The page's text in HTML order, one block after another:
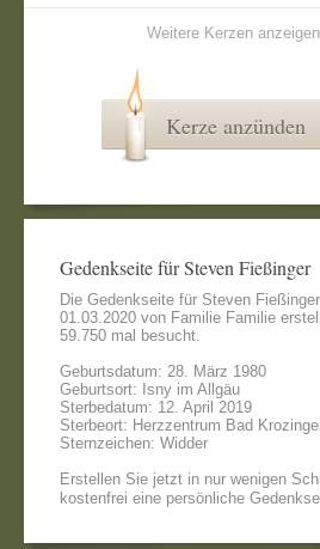
Weitere Kerzen anzeigen
Kerze anzünden
Gedenkseite für Steven Fießinger
Die Gedenkseite für Steven
01.03.2020 von Familie Familie
59.750 mal besucht.
Geburtsdatum: 28. März 1980
Geburtsort: Isny im Allgäu
Sterbedatum: 12. April 2019
Sterbeort: Herzzentrum Bad
Sternzeichen: Widder
Erstellen Sie jetzt in nur wenigen
kostenfrei eine persönliche